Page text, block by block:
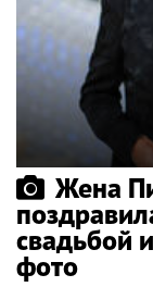
Жена
свадьбой
фото